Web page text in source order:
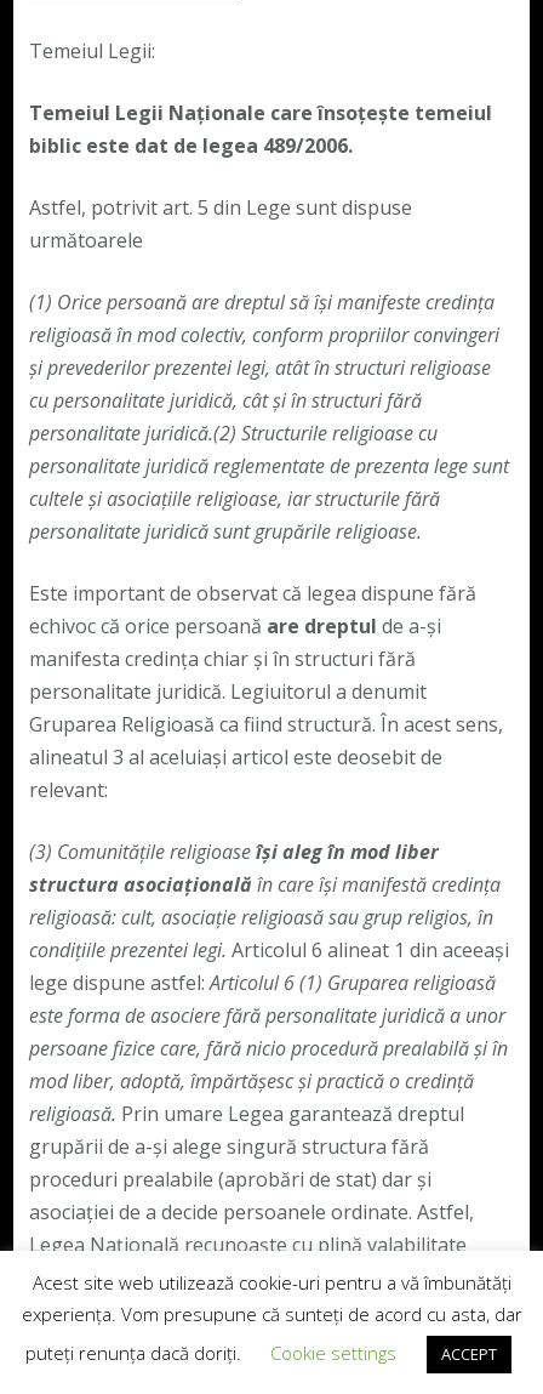
Temeiul Legii:
Temeiul Legii Naționale care însoțește temeiul
biblic este dat de legea 489/2006.
Astfel, potrivit art. 5 din Lege sunt dispuse
următoarele
(1) Orice persoană are dreptul să își manifeste credința
religioasă în mod colectiv, conform propriilor convingeri
și prevederilor prezentei legi, atât în structuri religioase
cu personalitate juridică, cât și în structuri fără
personalitate juridică.(2) Structurile religioase cu
personalitate juridică reglementate de prezenta lege sunt
cultele și asociațiile religioase, iar structurile fără
personalitate juridică sunt grupările religioase.
Este important de observat că legea dispune fără
echivoc că orice persoană are dreptul de a-și
manifesta credința chiar și în structuri fără
personalitate juridică. Legiuitorul a denumit
Gruparea Religioasă ca fiind structură. În acest sens,
alineatul 3 al aceluiași articol este deosebit de
relevant:
(3) Comunitățile religioaseîși aleg în mod liber
structura asociațională în care își manifestă credința
religioasă: cult, asociație religioasă sau grup religios, în
condițiile prezentei legi. Articolul 6 alineat 1 din aceeași
lege dispune astfel:Articolul 6(1) Gruparea religioasă
este forma de asociere fără personalitate juridică a unor
persoane fizice care, fără nicio procedură prealabilă și în
mod liber, adoptă, împărtășesc și practică o credință
religioasă. Prin umare Legea garantează dreptul
grupării de a-și alege singură structura fără
proceduri prealabile (aprobări de stat) dar și
asociației de a decide persoanele ordinate. Astfel,
Legea Națională recunoaște cu plină valabilitate
actele de ordinare și hirotonire dispuse de grupare și
asociație.
De observat că Legea interzice blamarea calității de
Acest site web utilizează cookie-uri pentru a vă îmbunătăți
experiența. Vom presupune că sunteți de acord cu asta, dar
puteți renunța dacă doriți.
Cookie settings ACCEPT